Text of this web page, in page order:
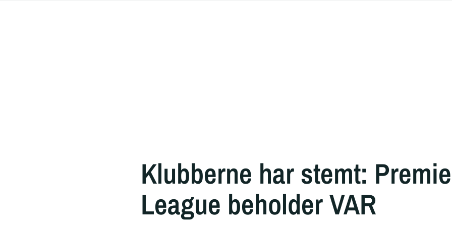
Klubberne har stemt:
League beholder VAR